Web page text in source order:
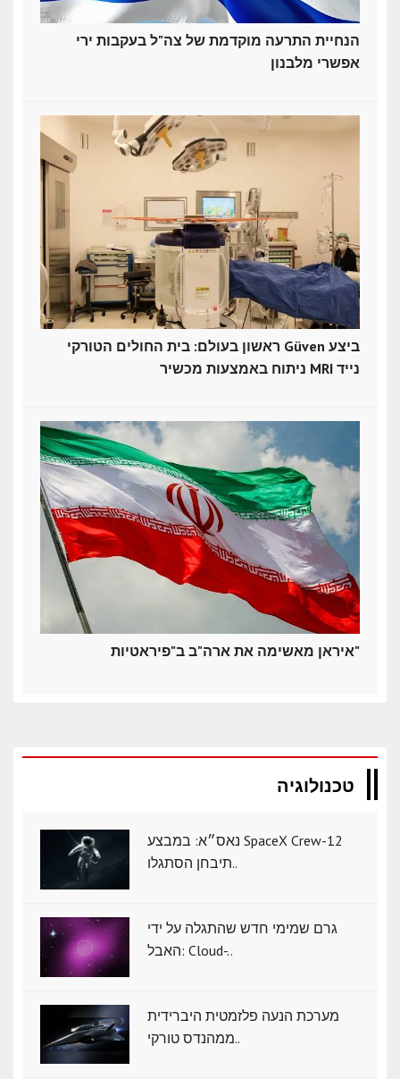
הנחיית התרעה מוקדמת של צה"ל בעקבות ירי
אפשרי מלבנון
ראשון בעולם: בית החולים הטורקי Güven ביצע
ניתוח באמצעות מכשיר MRI נייד
איראן מאשימה את ארה"ב ב"פיראטיות"
טכנולוגיה
נאס״א: במבצע SpaceX Crew-12
תיבחן הסתגלו..
גרם שמימי חדש שהתגלה על ידי
האבל: Cloud-..
מערכת הנעה פלזמטית היברידית
ממהנדס טורקי..